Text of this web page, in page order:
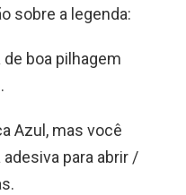
sobre a legenda:
de boa pilhagem
Azul, mas você
para abrir /